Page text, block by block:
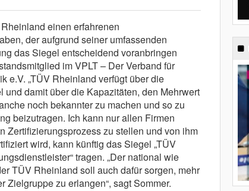
einen erfahrenen
der aufgrund seiner umfassenden
das Siegel entscheidend voranbringen
im VPLT – Der Verband für
e.V. „TÜV Rheinland verfügt über die
und damit über die Kapazitäten, den Mehrwert
noch bekannter zu machen und so zu
beizutragen. Ich kann nur allen Firmen
Zertifizierungsprozess zu stellen und von ihm
wird, kann künftig das Siegel „TÜV
tragen. „Der national wie
TÜV Rheinland soll auch dafür sorgen, mehr
Zielgruppe zu erlangen“, sagt Sommer.